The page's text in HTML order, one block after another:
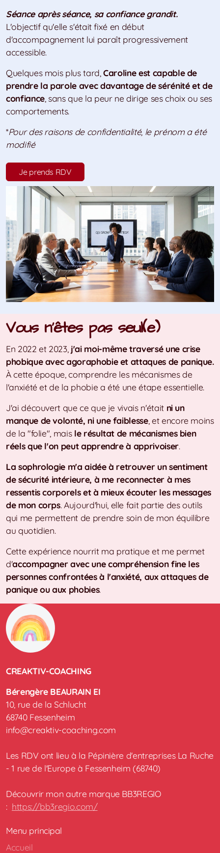
Séance après séance, sa confiance grandit.
L'objectif qu'elle s'était fixé en début
d'accompagnement lui paraît progressivement
accessible.
Quelques mois plus tard,Caroline est capable de
prendre la parole avec davantage de sérénité et de
confiance, sans que la peur ne dirige ses choix ou ses
comportements.
*Pour des raisons de confidentialité, le prénom a été
modifié
Je prends RDV
Vous n'êtes pas seul(e)
En 2022 et 2023, j'ai moi-même traversé une crise
phobique avec agoraphobie et attaques de panique.
À cette époque, comprendre les mécanismes de
l'anxiété et de la phobie a été une étape essentielle.
J'ai découvert que ce que je vivais n'était ni un
manque de volonté, ni une faiblesse, et encore moins
de la "folie", mais le résultat de mécanismes bien
réels que l'on peut apprendre à apprivoiser.
La sophrologie m'a aidée à retrouver un sentiment
de sécurité intérieure, à me reconnecter à mes
ressentis corporels et à mieux écouter les messages
de mon corps. Aujourd'hui, elle fait partie des outils
qui me permettent de prendre soin de mon équilibre
au quotidien.
Cette expérience nourrit ma pratique et me permet
d'accompagner avec une compréhension fine les
personnes confrontées à l'anxiété, aux attaques de
panique ou aux phobies.
CREAKTIV-COACHING
Bérengère BEAURAIN EI
10, rue de la Schlucht
68740 Fessenheim
info@creaktiv-coaching.com
Les RDV ont lieu à la Pépinière d'entreprises La Ruche
- 1 rue de l'Europe à Fessenheim (68740)
Découvrir mon autre marque BB3REGIO
: https://bb3regio.com/
Menu principal
Accueil